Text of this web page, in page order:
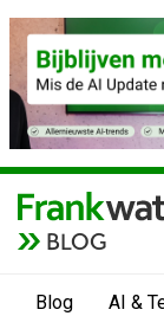
BLOG
Blog AI &